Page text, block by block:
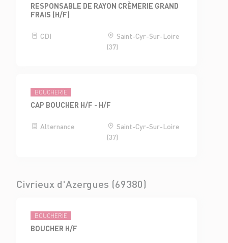
RESPONSABLE DE RAYON CRÈMERIE GRAND
FRAIS (H/F)
CDI
Saint-Cyr-Sur-Loire
(37)
BOUCHERIE
CAP BOUCHER H/F - H/F
Alternance
Saint-Cyr-Sur-Loire
(37)
Civrieux d'Azergues (69380)
BOUCHERIE
BOUCHER H/F